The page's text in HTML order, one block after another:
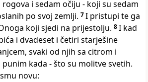
rogova i sedam očiju - koji su sedam
po svoj zemlji. 7I pristupi te ga
koji sjedi na prijestolju. 8I kad
i dvadeset i četiri starješine
svaki od njih sa citrom i
kada - što su molitve svetih.
novu: